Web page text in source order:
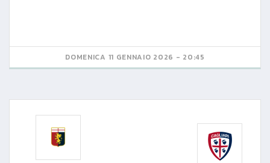
DOMENICA 11 GENNAIO 2026 - 20:45